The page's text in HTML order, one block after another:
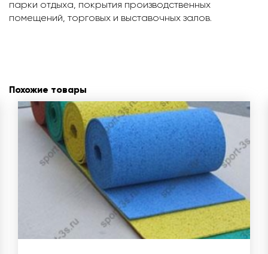
парки отдыха, покрытия производственных
помещений, торговых и выставочных залов.
Похожие товары